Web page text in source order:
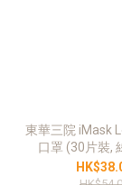
東華三院 iMask
口罩 (30片裝,